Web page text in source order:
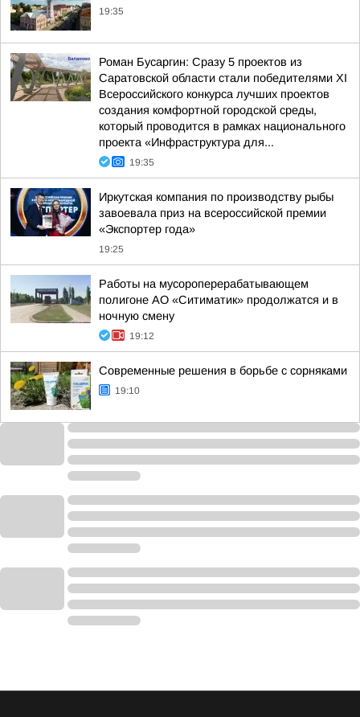
19:35
Роман Бусаргин: Сразу 5 проектов из
Саратовской области стали победителями XI
Всероссийского конкурса лучших проектов
создания комфортной городской среды,
который проводится в рамках национального
проекта «Инфраструктура для...
19:35
Иркутская компания по производству рыбы
завоевала приз на всероссийской премии
«Экспортер года»
19:25
Работы на мусороперерабатывающем
полигоне АО «Ситиматик» продолжатся и в
ночную смену
19:12
Современные решения в борьбе с сорняками
19:10